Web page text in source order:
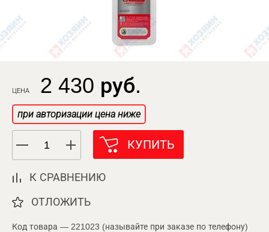
ЦЕНА 2 430 руб.
при авторизации цена ниже
КУПИТЬ
К СРАВНЕНИЮ
ОТЛОЖИТЬ
Код товара — 221023 (называйте при заказе по телефону)